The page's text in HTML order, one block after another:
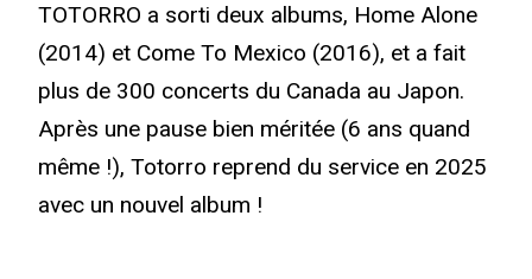
TOTORRO a sorti deux albums, Home Alone
(2014) et Come To Mexico (2016), et a fait
plus de 300 concerts du Canada au Japon.
Après une pause bien méritée (6 ans quand
même !), Totorro reprend du service en 2025
avec un nouvel album !